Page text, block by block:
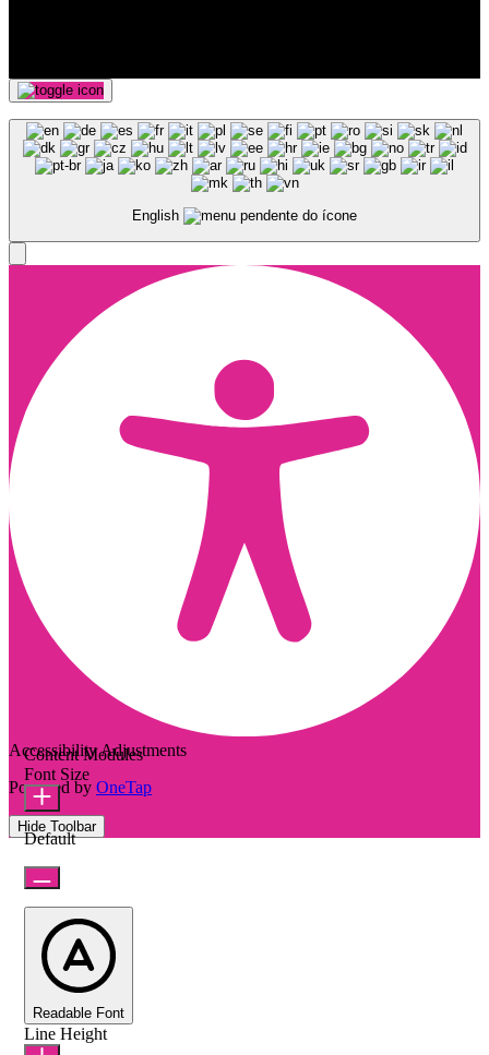
English
Accessibility Adjustments
Powered by OneTap
Hide Toolbar
Content Modules
Font Size
Default
Readable Font
Line Height